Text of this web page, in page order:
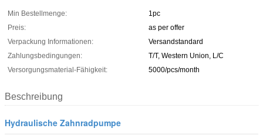
Min Bestellmenge:
1pc
Preis:
as per offer
Verpackung Informationen:
Versandstandard
Zahlungsbedingungen:
T/T, Western Union, L/C
Versorgungsmaterial-Fähigkeit:
5000/pcs/month
Beschreibung
Hydraulische Zahnradpumpe